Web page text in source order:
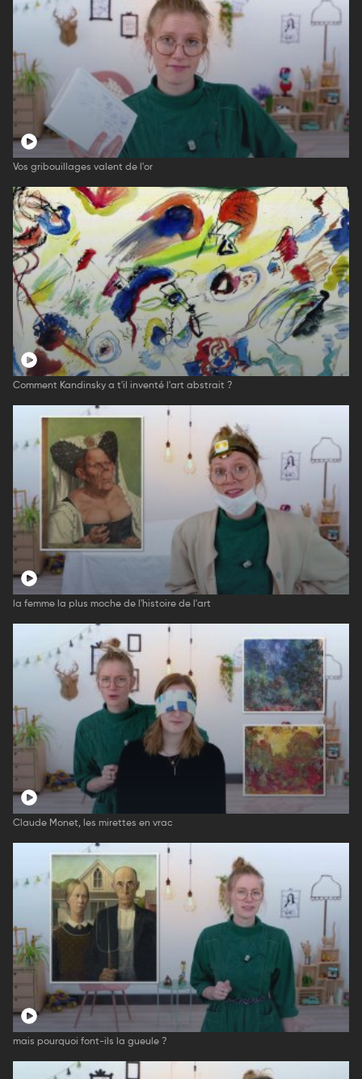
Vos gribouillages valent de l'or
Comment Kandinsky a t'il inventé l'art abstrait ?
la femme la plus moche de l'histoire de l'art
Claude Monet, les mirettes en vrac
mais pourquoi font-ils la gueule ?